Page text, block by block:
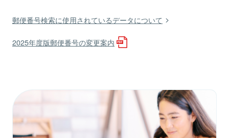
郵便番号検索に使用されているデータについて
2025年度版郵便番号の変更案内